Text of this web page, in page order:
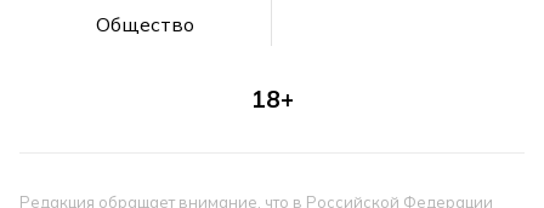
Общество
18+
Редакция обращает внимание, что в Российской Федерации